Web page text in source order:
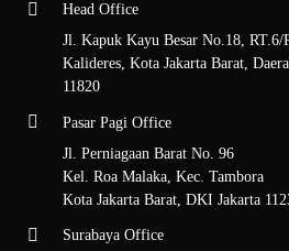
Head Office
Jl. Kapuk Kayu Besar No.18, RT.6/
Kalideres, Kota Jakarta Barat,
11820
Pasar Pagi Office
Jl. Perniagaan Barat No. 96
Kel. Roa Malaka, Kec. Tambora
Kota Jakarta Barat, DKI Jakarta
Surabaya Office